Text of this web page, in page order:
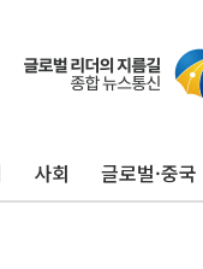
사회 글로벌·중국